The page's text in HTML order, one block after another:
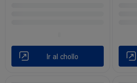
Ir al chollo